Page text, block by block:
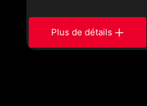
Plus de détails